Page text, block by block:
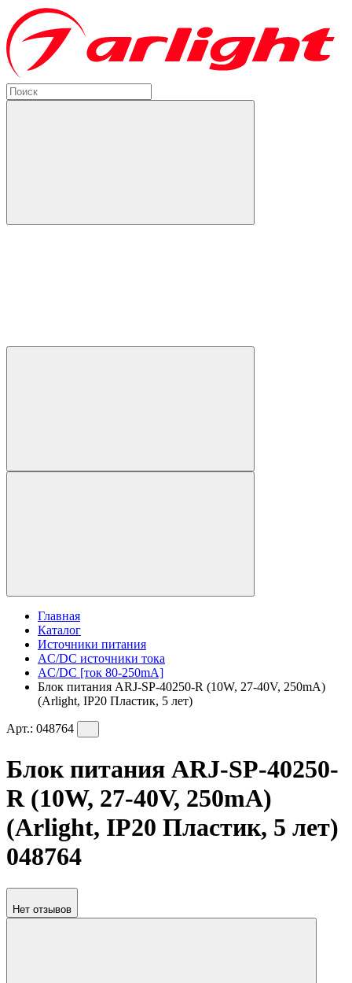
Главная
Каталог
Источники питания
AC/DC источники тока
AC/DC [ток 80-250mA]
Блок питания ARJ-SP-40250-R (10W, 27-40V, 250mA)
(Arlight, IP20 Пластик, 5 лет)
Арт.: 048764
Блок питания ARJ-SP-40250-
R (10W, 27-40V, 250mA)
(Arlight, IP20 Пластик, 5 лет)
048764
Нет отзывов